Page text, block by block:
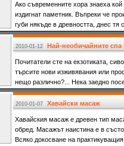
Ако съвременните хора знаеха
издигнат паметник. Въпреки че
губи някъде в древността, днес тя
сам
2010-01-12 Най-необичайните спа
Почитатели сте на екзотиката,
търсите нови изживявания или
нещо различно?... Нека заедно
предлагат на
2010-01-07 Хавайски масаж
Хавайския масаж е древен тип
обред. Масажът наистина е в
Всяко докосване на